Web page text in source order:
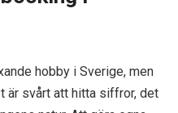
hobby i Sverige, men
är svårt att hitta siffror, det